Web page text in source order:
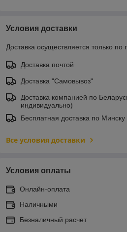
Условия доставки
Доставка осуществляется только по
Доставка почтой
Доставка "Самовывоз"
Доставка компанией по
индивидуально)
Бесплатная доставка по Минску
Все условия доставки
Условия оплаты
Онлайн-оплата
Наличными
Безналичный расчет